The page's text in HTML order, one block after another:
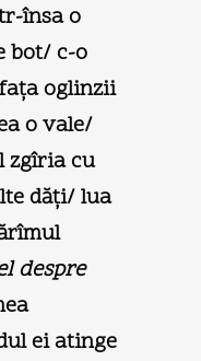
însa o
bot/ c-o
oglinzii
o vale/
zgîria cu
dăţi/ lua
despre
ei atinge